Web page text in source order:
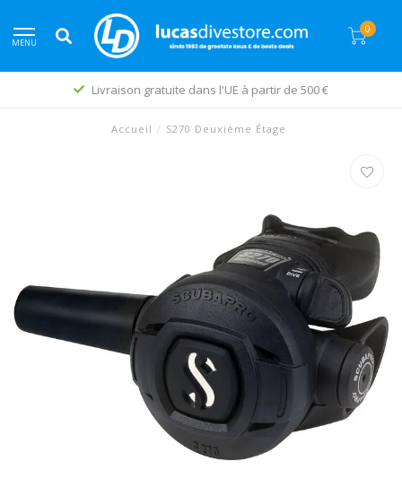
MENU
0
Livraison gratuite dans l'UE à partir de 500 €
Accueil / S270 Deuxième Étage